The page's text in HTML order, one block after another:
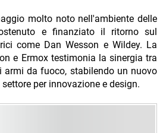
molto noto nell'ambiente delle
e finanziato il ritorno sul
come Dan Wesson e Wildey. La
e Ermox testimonia la sinergia tra
armi da fuoco, stabilendo un nuovo
per innovazione e design.